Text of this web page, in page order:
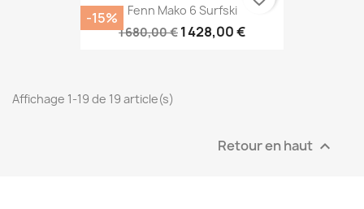
Fenn Mako 6 Surfski
1 680,00 € 1 428,00 €
-15%
Affichage 1-19 de 19 article(s)
Retour en haut 